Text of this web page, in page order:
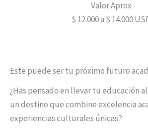
Valor Aprox
$ 12.000 a $ 14.000
Este puede ser tu próximo futuro
¿Has pensado en llevar tu educación
un destino que combine excelencia
experiencias culturales únicas?